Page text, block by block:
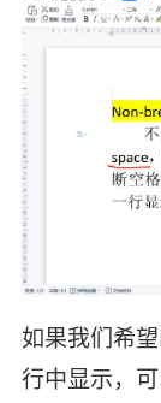
如果我们希
行中显示，